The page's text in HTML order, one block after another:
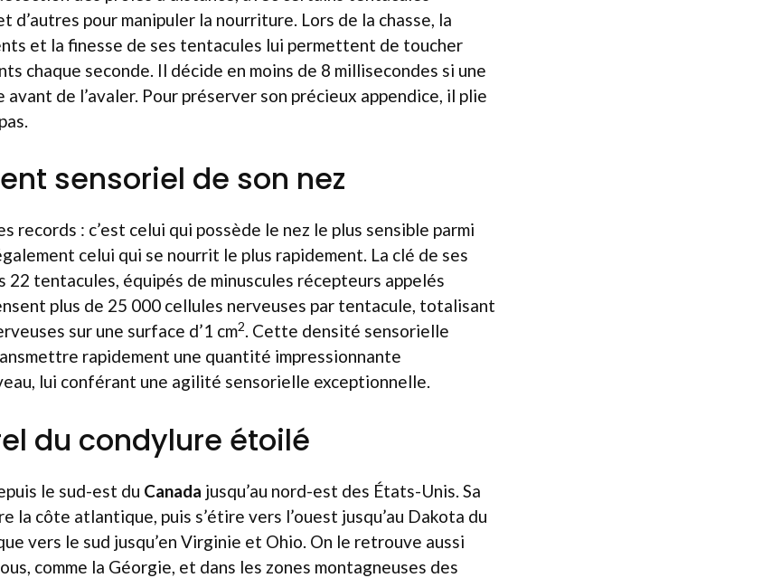
d’autres pour manipuler la nourriture. Lors de la chasse, la
et la finesse de ses tentacules lui permettent de toucher
chaque seconde. Il décide en moins de 8 millisecondes si une
de l’avaler. Pour préserver son précieux appendice, il plie
sensoriel de son nez
records : c’est celui qui possède le nez le plus sensible parmi
celui qui se nourrit le plus rapidement. La clé de ses
22 tentacules, équipés de minuscules récepteurs appelés
plus de 25 000 cellules nerveuses par tentacule, totalisant
sur une surface d’1 cm2. Cette densité sensorielle
rapidement une quantité impressionnante
lui conférant une agilité sensorielle exceptionnelle.
du condylure étoilé
le sud-est du Canada jusqu’au nord-est des États-Unis. Sa
la côte atlantique, puis s’étire vers l’ouest jusqu’au Dakota du
vers le sud jusqu’en Virginie et Ohio. On le retrouve aussi
comme la Géorgie, et dans les zones montagneuses des